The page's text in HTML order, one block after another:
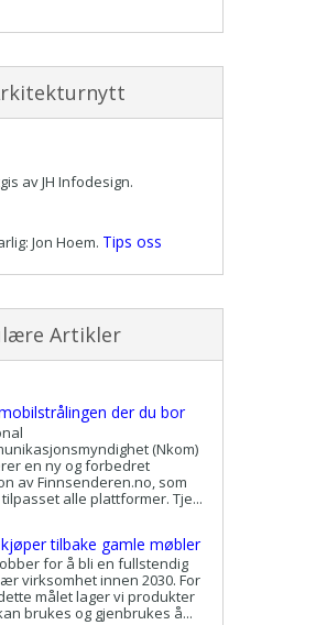
av JH Infodesign.
Jon Hoem. Tips oss
Artikler
der du bor
(Nkom)
en ny og forbedret
av Finnsenderen.no, som
alle plattformer. Tje...
kjøper tilbake gamle møbler
for å bli en fullstendig
virksomhet innen 2030. For
målet lager vi produkter
brukes og gjenbrukes å...